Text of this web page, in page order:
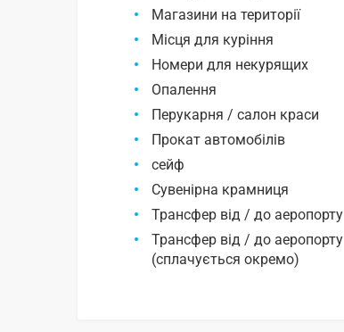
Магазини на території
Місця для куріння
Номери для некурящих
Опалення
Перукарня / салон краси
Прокат автомобілів
сейф
Сувенірна крамниця
Трансфер від / до аеропорту
Трансфер від / до аеропорту
(сплачується окремо)